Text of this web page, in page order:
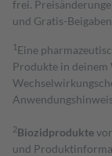
frei.
und Gratis-
1 Eine
Produkte in
2Biozidprodukte
und